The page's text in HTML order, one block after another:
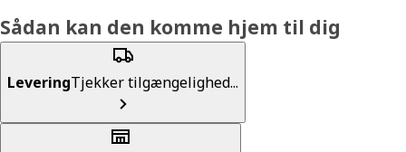
Sådan kan den komme hjem til dig
LeveringTjekker tilgængelighed...